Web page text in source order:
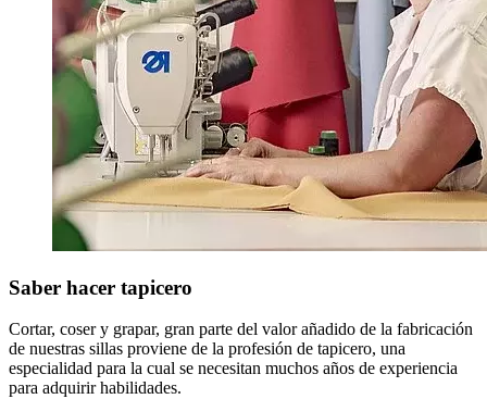
Saber hacer tapicero
Cortar, coser y grapar, gran parte del valor añadido de la fabricación
de nuestras sillas proviene de la profesión de tapicero, una
especialidad para la cual se necesitan muchos años de experiencia
para adquirir habilidades.